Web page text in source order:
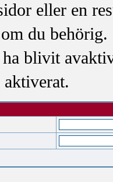
eller en
du behörig.
blivit